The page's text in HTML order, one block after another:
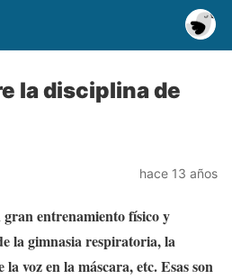
la disciplina de
hace 13 años
entrenamiento físico y
la gimnasia respiratoria, la
voz en la máscara, etc. Esas son